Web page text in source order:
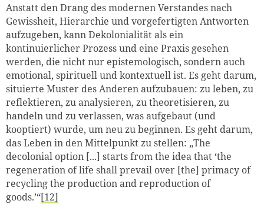
Anstatt den Drang des modernen Verstandes nach
Gewissheit, Hierarchie und vorgefertigten Antworten
aufzugeben, kann Dekolonialität als ein
kontinuierlicher Prozess und eine Praxis gesehen
werden, die nicht nur epistemologisch, sondern auch
emotional, spirituell und kontextuell ist. Es geht darum,
situierte Muster des Anderen aufzubauen: zu leben, zu
reflektieren, zu analysieren, zu theoretisieren, zu
handeln und zu verlassen, was aufgebaut (und
kooptiert) wurde, um neu zu beginnen. Es geht darum,
das Leben in den Mittelpunkt zu stellen: „The
decolonial option [...] starts from the idea that ‘the
regeneration of life shall prevail over [the] primacy of
recycling the production and reproduction of
goods.’“[12]